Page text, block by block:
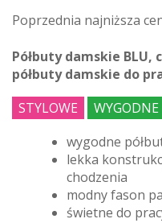
Poprzednia najniższa
Półbuty damskie BLU,
półbuty damskie do
STYLOWE
WYGODNE
wygodne
lekka
chodzenia
modny fason
świetne do